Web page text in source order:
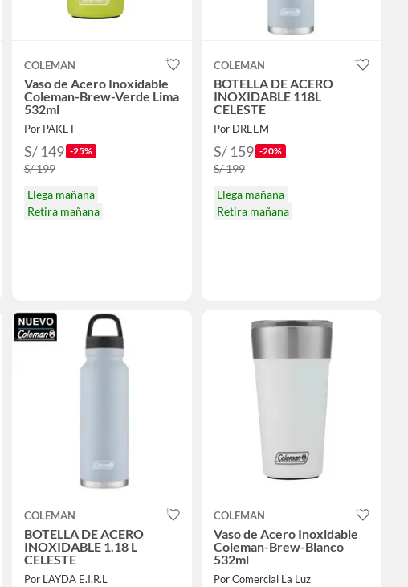
COLEMAN
Vaso de Acero Inoxidable
Coleman-Brew-Verde Lima
532ml
Por PAKET
S/ 149 -25%
S/ 199
Llega mañana
Retira mañana
COLEMAN
BOTELLA DE ACERO
INOXIDABLE 118L
CELESTE
Por DREEM
S/ 159 -20%
S/ 199
Llega mañana
Retira mañana
COLEMAN
BOTELLA DE ACERO
INOXIDABLE 1.18 L
CELESTE
Por LAYDA E.I.R.L
COLEMAN
Vaso de Acero Inoxidable
Coleman-Brew-Blanco
532ml
Por Comercial La Luz